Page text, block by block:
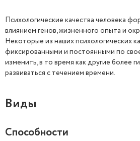
Психологические качества человека
влиянием генов, жизненного опыта и
Некоторые из наших психологических
фиксированными и постоянными по
изменить, в то время как другие более
развиваться с течением времени.
Виды
Способности